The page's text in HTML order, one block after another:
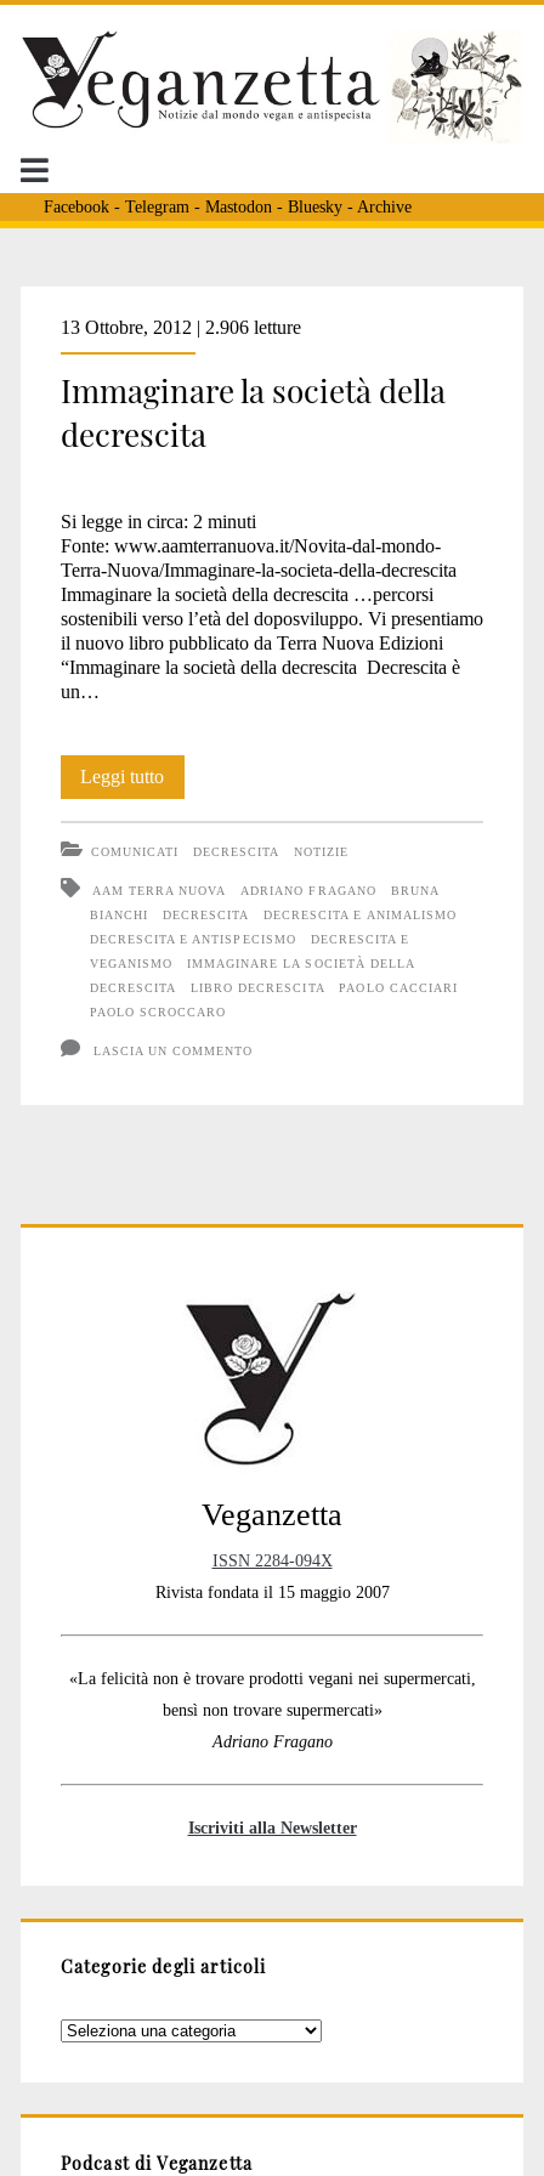
Facebook- Telegram - Mastodon - Bluesky- Archive
Tag:
<span>decrescita
antispecismo</span>
13 Ottobre, 2012 | 2.906 letture
Immaginare la società della
decrescita
Si legge in circa: 2 minuti
Fonte: www.aamterranuova.it/Novita-dal-mondo-
Terra-Nuova/Immaginare-la-societa-della-decrescita
Immaginare la società della decrescita …percorsi
sostenibili verso l’età del doposviluppo. Vi presentiamo
il nuovo libro pubblicato da Terra Nuova Edizioni
“Immaginare la società della decrescita Decrescita è
un…
Leggi tuttoImmaginare
la
società
della
decrescita
COMUNICATI DECRESCITA NOTIZIE
AAM TERRA NUOVA ADRIANO FRAGANO
BRUNA
BIANCHI
DECRESCITA
DECRESCITA E ANIMALISMO
DECRESCITA E ANTISPECISMO
DECRESCITA E
VEGANISMO
IMMAGINARE LA SOCIETÀ DELLA
DECRESCITA
LIBRO DECRESCITA
PAOLO CACCIARI
PAOLO SCROCCARO
LASCIA UN COMMENTO
Primary
Veganzetta
ISSN 2284-094X
Rivista fondata il 15 maggio 2007
«La felicità non è trovare prodotti vegani nei supermercati,
bensì non trovare supermercati»
Adriano Fragano
Iscriviti alla Newsletter
Categorie degli articoli
Categorie
Podcast di Veganzetta